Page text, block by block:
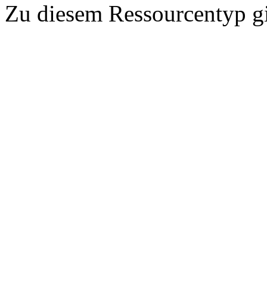
Zu diesem Ressourcentyp